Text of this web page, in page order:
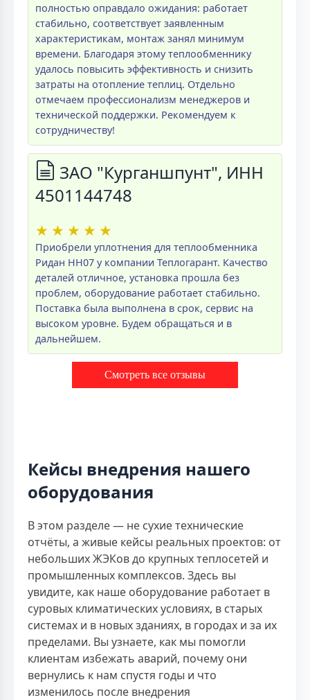
полностью оправдало ожидания: работает
стабильно, соответствует заявленным
характеристикам, монтаж занял минимум
времени. Благодаря этому теплообменнику
удалось повысить эффективность и снизить
затраты на отопление теплиц. Отдельно
отмечаем профессионализм менеджеров и
технической поддержки. Рекомендуем к
сотрудничеству!
ЗАО "Курганшпунт", ИНН
4501144748
★ ★ ★ ★ ★
Приобрели уплотнения для теплообменника
Ридан НН07 у компании Теплогарант. Качество
деталей отличное, установка прошла без
проблем, оборудование работает стабильно.
Поставка была выполнена в срок, сервис на
высоком уровне. Будем обращаться и в
дальнейшем.
Смотреть все отзывы
Кейсы внедрения нашего
оборудования
В этом разделе — не сухие технические
отчёты, а живые кейсы реальных проектов: от
небольших ЖЭКов до крупных теплосетей и
промышленных комплексов. Здесь вы
увидите, как наше оборудование работает в
суровых климатических условиях, в старых
системах и в новых зданиях, в городах и за их
пределами. Вы узнаете, как мы помогли
клиентам избежать аварий, почему они
вернулись к нам спустя годы и что
изменилось после внедрения